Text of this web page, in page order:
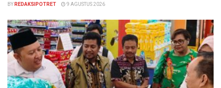
BYREDAKSIPOTRET 9 AGUSTUS 2026